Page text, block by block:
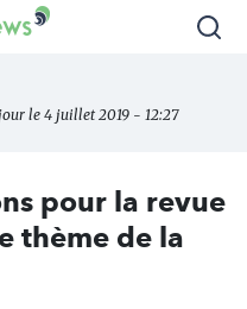
le 4 juillet 2019 - 12:27
pour la revue
thème de la